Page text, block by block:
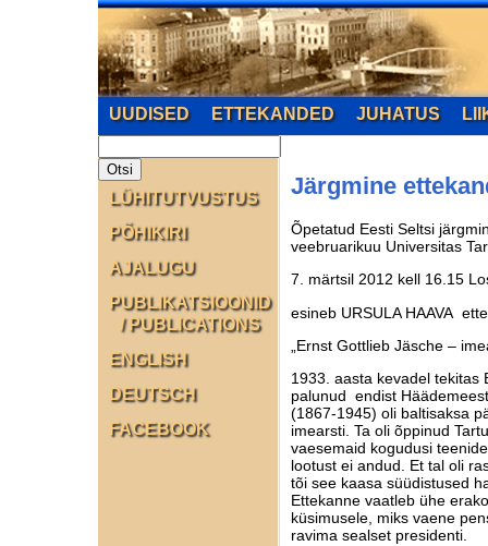
UUDISED ETTEKANDED JUHATUS
Järgmine
Õpetatud Eesti Seltsi
veebruarikuu Universitas
7. märtsil 2012 kell 16.15
esineb URSULA HAAVA
„Ernst Gottlieb Jäsche –
1933. aasta kevadel tekitas
palunud endist
(1867-1945) oli baltisaksa
imearsti. Ta oli õppinud
vaesemaid kogudusi
lootust ei andud. Et tal oli
tõi see kaasa süüdistused
Ettekanne vaatleb ühe
küsimusele, miks vaene
ravima sealset presidenti.
LÜHITUTVUSTUS
PÕHIKIRI
AJALUGU
PUBLIKATSIOONID
/ PUBLICATIONS
ENGLISH
DEUTSCH
FACEBOOK